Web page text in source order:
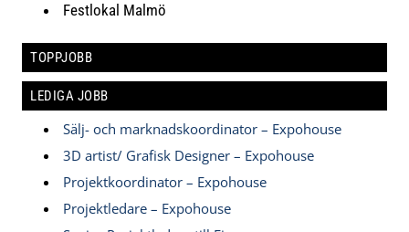
Festlokal Malmö
TOPPJOBB
LEDIGA JOBB
Sälj- och marknadskoordinator – Expohouse
3D artist/ Grafisk Designer – Expohouse
Projektkoordinator – Expohouse
Projektledare – Expohouse